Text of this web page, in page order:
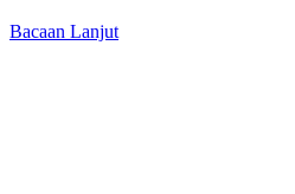
Bacaan Lanjut